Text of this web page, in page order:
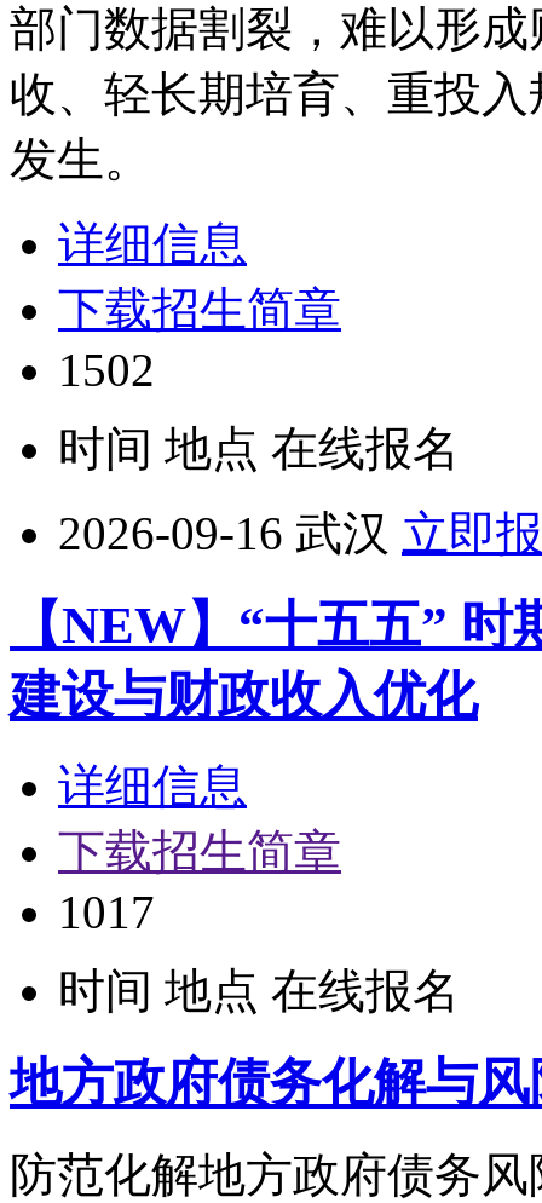
部门数据割裂，难以形
收、轻长期培育、重投
发生。
详细信息
下载招生简章
1502
时间 地点 在线报名
2026-09-16 武汉 立即
【NEW】“十五五”
建设与财政收入优化
详细信息
下载招生简章
1017
时间 地点 在线报名
地方政府债务化解与
防范化解地方政府债务